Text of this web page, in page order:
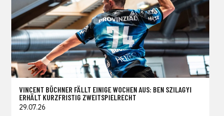
VINCENT BÜCHNER FÄLLT EINIGE WOCHEN AUS: BEN SZILAGYI
ERHÄLT KURZFRISTIG ZWEITSPIELRECHT
29.07.26